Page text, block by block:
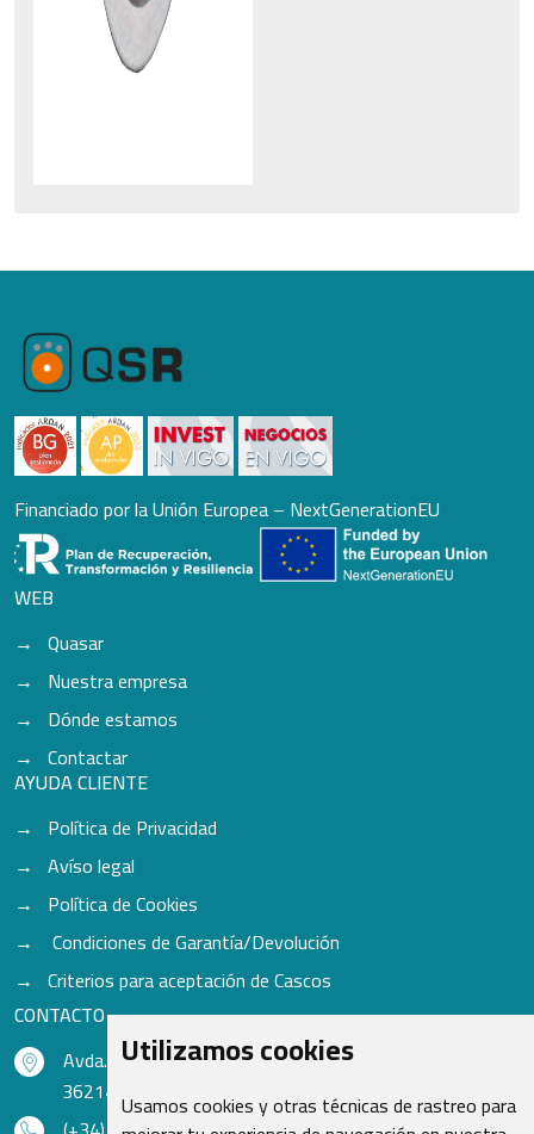
Utilizamos cookies
Usamos cookies y otras técnicas de rastreo para
Financiado por la Unión Europea – NextGenerationEU
WEB
Quasar
Nuestra empresa
Dónde estamos
Contactar
AYUDA CLIENTE
Política de Privacidad
Avíso legal
Política de Cookies
Condiciones de Garantía/Devolución
Criterios para aceptación de Cascos
CONTACTO
Avda. do Freixo - Sardoma, 13
36214 Vigo - Pontevedra - España